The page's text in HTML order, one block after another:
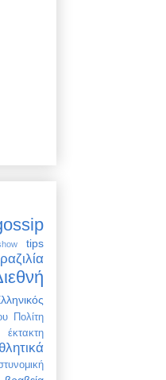
tips
Πολίτη
έκτακτη